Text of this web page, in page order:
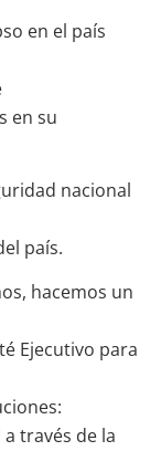
en el país
en su
nacional
país.
hacemos un
Ejecutivo para
través de la